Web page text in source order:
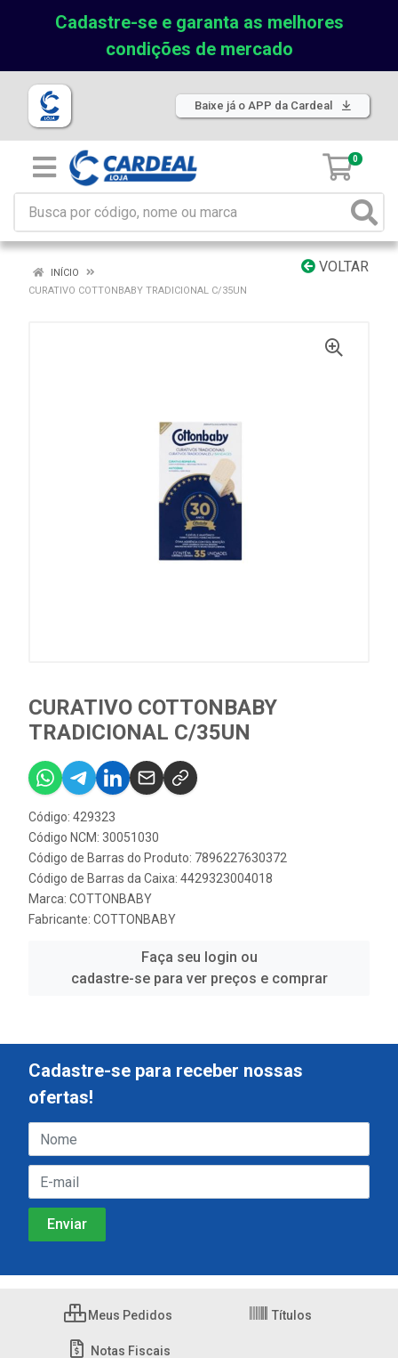
Cadastre-se e garanta as melhores
condições de mercado
Baixe já o APP da Cardeal
0
VOLTAR
INÍCIO
CURATIVO COTTONBABY TRADICIONAL C/35UN
CURATIVO COTTONBABY
TRADICIONAL C/35UN
Código: 429323
Código NCM: 30051030
Código de Barras do Produto: 7896227630372
Código de Barras da Caixa: 4429323004018
Marca: COTTONBABY
Fabricante: COTTONBABY
Faça seu login ou
cadastre-se para ver preços e comprar
Cadastre-se para receber nossas
ofertas!
Meus Pedidos Títulos
Notas Fiscais